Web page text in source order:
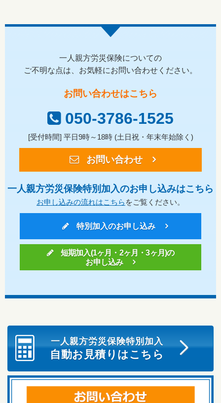
一人親方労災保険についての
ご不明な点は、お気軽にお問い合わせください。
お問い合わせはこちら
050-3786-1525
[受付時間] 平日9時～18時 (土日祝・年末年始除く)
お問い合わせ
一人親方労災保険特別加入のお申し込みはこちら
お申し込みの流れはこちらをご覧ください。
特別加入のお申し込み
短期加入(1ヶ月・2ヶ月・3ヶ月)の
お申し込み
一人親方労災保険特別加入
自動お見積りはこちら